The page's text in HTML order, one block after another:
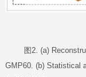
图2. (a)
GMP60. (b) Statistical